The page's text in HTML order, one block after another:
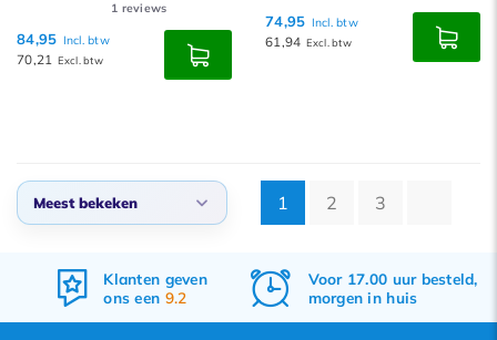
1 reviews
84,95 Incl. btw
70,21 Excl. btw
74,95 Incl. btw
61,94 Excl. btw
Meest bekeken
Nieuwste producten
Laagste prijs
1 2 3
Voor 17.00 uur besteld,
morgen in huis
Gratisverzenden
&retourneren